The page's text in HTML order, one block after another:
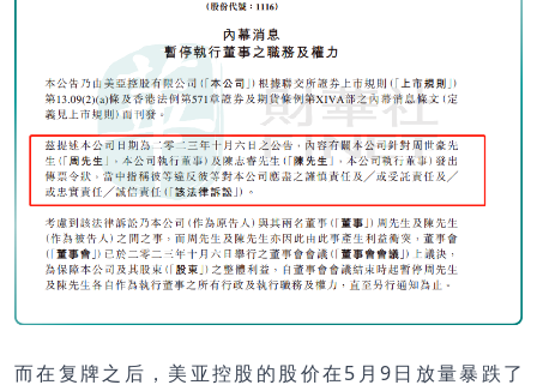
而在复牌之后，美亚控股的股价在5月9日放量暴跌了